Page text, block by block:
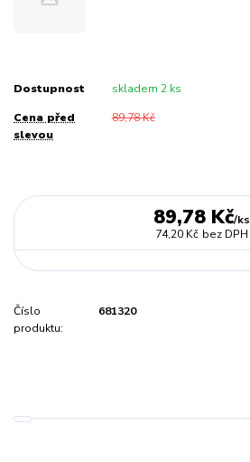
Dostupnost skladem 2 ks
Cena před
slevou
89,78 Kč
89,78 Kč/ks
74,20 Kč bez DPH
Číslo
produktu:
681320